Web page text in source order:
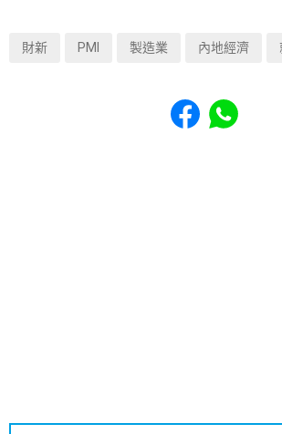
財新 PMI 製造業 內地經濟
Share toShare to